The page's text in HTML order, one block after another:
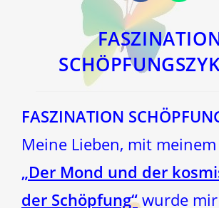
einem
neuen
Fenster Fenster
FASZINATION
Meine Lieben, mit meinem
„Der Mond und der
der Schöpfung“wurde